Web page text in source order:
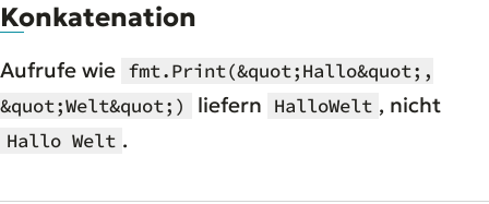
Konkatenation
Aufrufe wie fmt.Print(&quot;Hallo&quot;,
&quot;Welt&quot;)
liefern HalloWelt , nicht
Hallo Welt .